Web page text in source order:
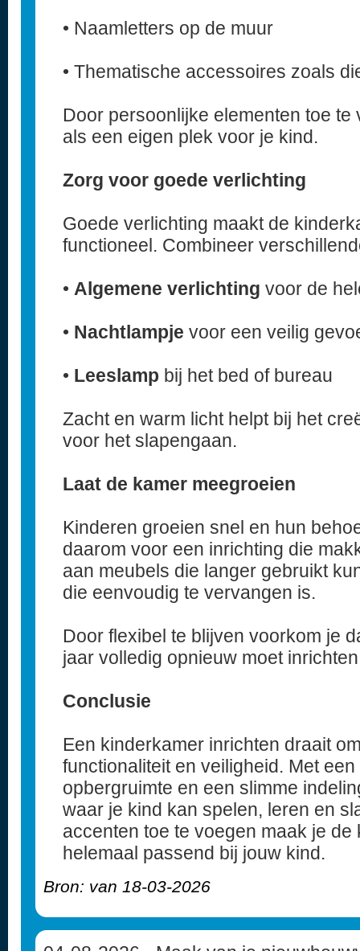
• Naamletters op de muur
• Thematische accessoires zoals
Door persoonlijke elementen toe
als een eigen plek voor je kind.
Zorg voor goede verlichting
Goede verlichting maakt de
functioneel. Combineer
• Algemene verlichting voor de
• Nachtlampje voor een veilig
• Leeslamp bij het bed of bureau
Zacht en warm licht helpt bij het
voor het slapengaan.
Laat de kamer meegroeien
Kinderen groeien snel en hun
daarom voor een inrichting die
aan meubels die langer gebruikt
die eenvoudig te vervangen is.
Door flexibel te blijven voorkom je
jaar volledig opnieuw moet
Conclusie
Een kinderkamer inrichten draait
functionaliteit en veiligheid. Met
opbergruimte en een slimme
waar je kind kan spelen, leren en
accenten toe te voegen maak je
helemaal passend bij jouw kind.
Bron: van 18-03-2026